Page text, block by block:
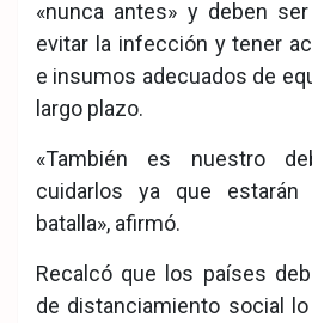
«nunca antes» y deben
evitar la infección y tener
e insumos adecuados de
largo plazo.
«También es nuestro
cuidarlos ya que
batalla», afirmó.
Recalcó que los países
de distanciamiento social